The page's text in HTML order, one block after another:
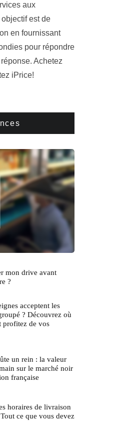
aux
est de
en fournissant
pour répondre
Achetez
iPrice!
mon drive avant
?
acceptent les
? Découvrez où
profitez de vos
un rein : la valeur
sur le marché noir
française
horaires de livraison
ce que vous devez